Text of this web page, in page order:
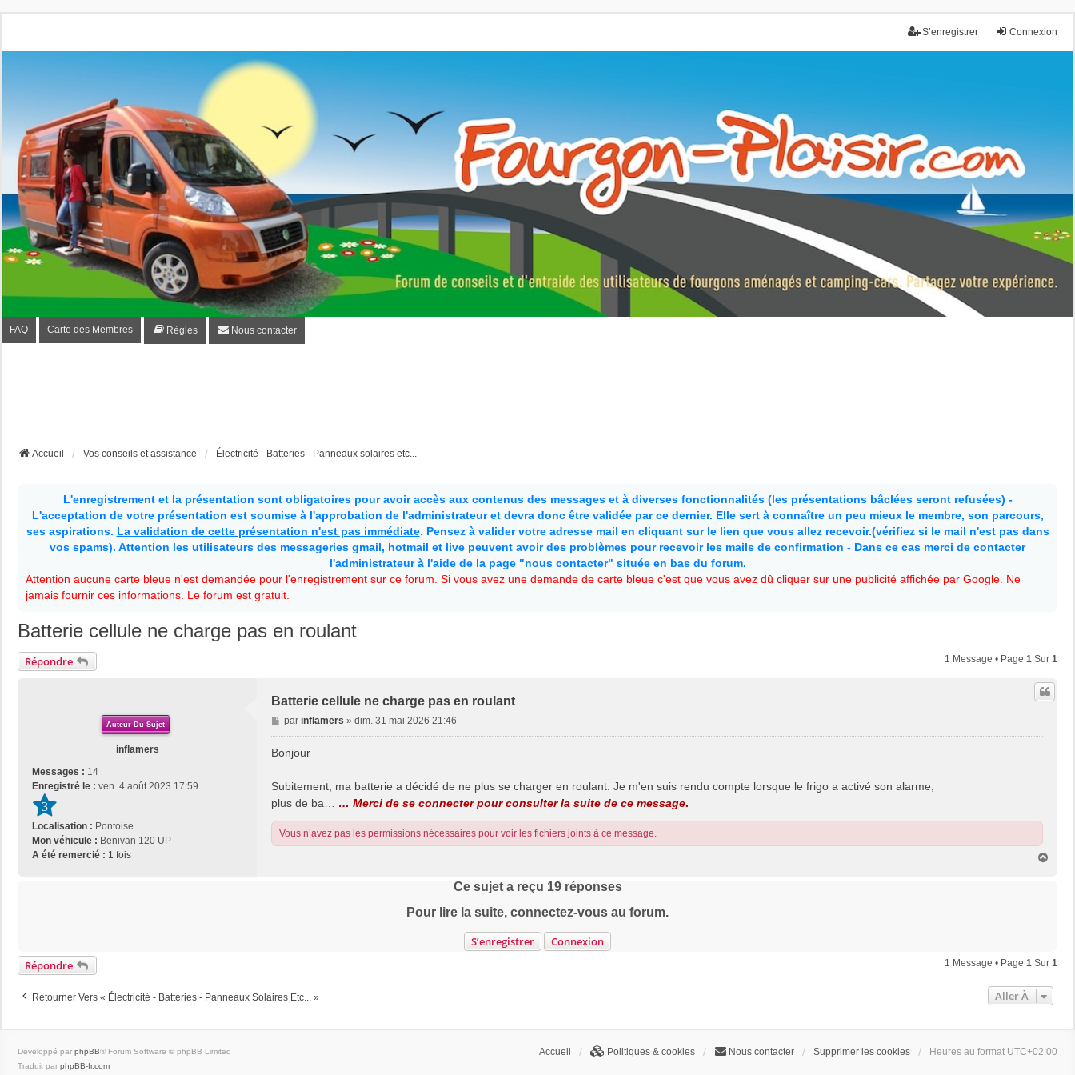
Connexion
S’enregistrer
Fourgon-plaisir.com
Forum de conseils et d'entraide des utilisateurs de fourgons, fourgons aménagés, vans et de camping-car. Partagez votre expérience.
FAQ Carte des Membres Règles Nous contacter
Accueil Vos conseils et assistance Électricité - Batteries - Panneaux solaires etc...
L'enregistrement et la présentation sont obligatoires pour avoir accès aux contenus des messages et à diverses fonctionnalités (les présentations bâclées seront refusées) -
L'acceptation de votre présentation est soumise à l'approbation de l'administrateur et devra donc être validée par ce dernier. Elle sert à connaître un peu mieux le membre, son parcours,
ses aspirations. La validation de cette présentation n'est pas immédiate. Pensez à valider votre adresse mail en cliquant sur le lien que vous allez recevoir.(vérifiez si le mail n'est pas dans
vos spams). Attention les utilisateurs des messageries gmail, hotmail et live peuvent avoir des problèmes pour recevoir les mails de confirmation - Dans ce cas merci de contacter
l'administrateur à l'aide de la page "nous contacter" située en bas du forum.
Attention aucune carte bleue n'est demandée pour l'enregistrement sur ce forum. Si vous avez une demande de carte bleue c'est que vous avez dû cliquer sur une publicité affichée par Google. Ne
jamais fournir ces informations. Le forum est gratuit.
Batterie cellule ne charge pas en roulant
Répondre 1 Message • Page 1 Sur 1
Auteur Du Sujet
inflamers
Messages : 14
Enregistré le : ven. 4 août 2023 17:59
3
Localisation : Pontoise
Mon véhicule : Benivan 120 UP
A été remercié : 1 fois
Batterie cellule ne charge pas en roulant
M
e
g
e
par inflamers » dim. 31 mai 2026 21:46
Bonjour
Subitement, ma batterie a décidé de ne plus se charger en roulant. Je m'en suis rendu compte lorsque le frigo a activé son alarme,
plus de ba…
… Merci de se connecter pour consulter la suite de ce message.
Vous n’avez pas les permissions nécessaires pour voir les fichiers joints à ce message.
Ce sujet a reçu 19réponses
Pour lire la suite, connectez-vous au forum.
S’enregistrer
Connexion
Répondre
1 Message • Page 1 Sur 1
Retourner Vers « Électricité - Batteries - Panneaux Solaires Etc... » Aller À
Accueil Politiques & cookies Nous contacter Supprimer les cookies Heures au format UTC+02:00
Développé par phpBB® Forum Software © phpBB Limited
Traduit par phpBB-fr.com